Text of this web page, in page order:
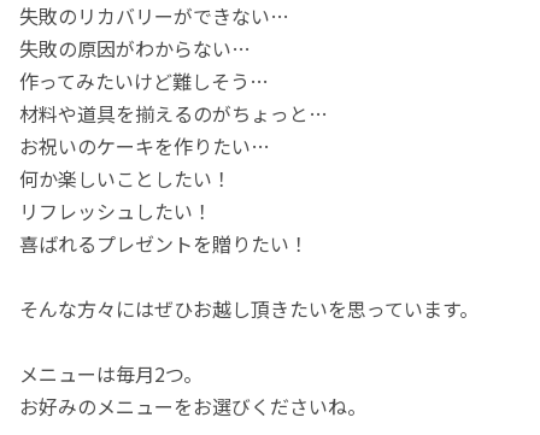
失敗のリカバリーができない…
失敗の原因がわからない…
作ってみたいけど難しそう…
材料や道具を揃えるのがちょっと…
お祝いのケーキを作りたい…
何か楽しいことしたい！
リフレッシュしたい！
喜ばれるプレゼントを贈りたい！
そんな方々にはぜひお越し頂きたいを思っています。
メニューは毎月2つ。
お好みのメニューをお選びくださいね。